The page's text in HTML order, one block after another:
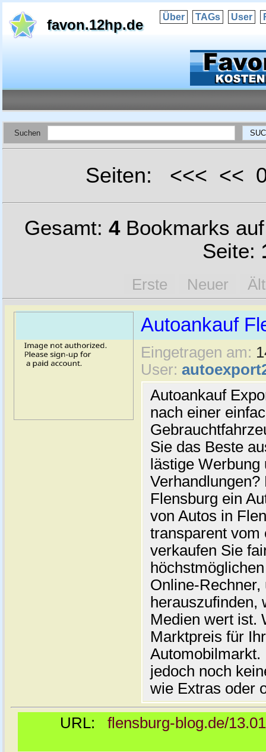
favon.12hp.de Über TAGs User
Suchen
Seiten: <<< <<
Gesamt: 4Bookmarks
Seite:
Erste Neuer
Autoankauf
Eingetragen am:
User:
Autoankauf
nach einer
Sie das Beste
lästige
Flensburg ein
von Autos in
transparent vom
verkaufen Sie
Online-
herauszufinden,
Medien wert ist.
Marktpreis für
jedoch noch
wie Extras oder
URL: flensburg-blog.de/